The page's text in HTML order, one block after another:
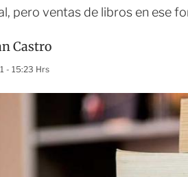
pero ventas de libros en ese
Castro
- 15:23 Hrs